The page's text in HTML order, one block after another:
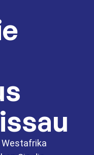
Westafrika